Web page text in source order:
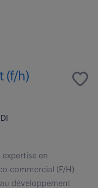
(f/h)
en
commercial (F/H)
développement